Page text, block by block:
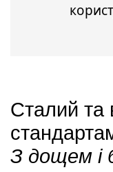
Сталий та
З дощем і